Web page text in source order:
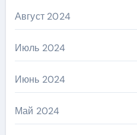
Август 2024
Июль 2024
Июнь 2024
Май 2024